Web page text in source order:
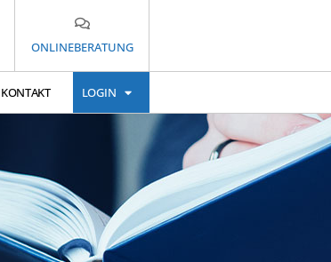
ONLINEBERATUNG
KONTAKT LOGIN